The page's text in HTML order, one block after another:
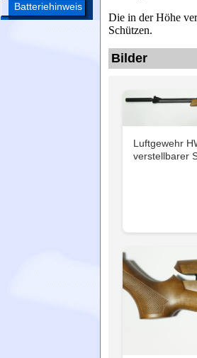
Batteriehinweis
Die in der Höhe
Schützen.
Bilder
Luftgewehr
verstellbarer